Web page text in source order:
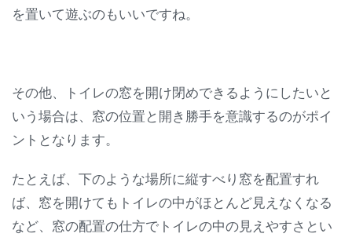
を置いて遊ぶのもいいですね。
その他、トイレの窓を開け閉めできるようにしたいと
いう場合は、窓の位置と開き勝手を意識するのがポイ
ントとなります。
たとえば、下のような場所に縦すべり窓を配置すれ
ば、窓を開けてもトイレの中がほとんど見えなくなる
など、窓の配置の仕方でトイレの中の見えやすさとい